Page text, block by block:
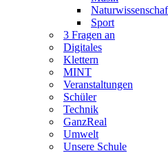
Sport
3 Fragen an
Digitales
Klettern
MINT
Veranstaltungen
Schüler
Technik
GanzReal
Umwelt
Unsere Schule